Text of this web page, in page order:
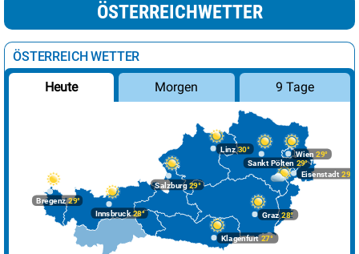
ÖSTERREICHWETTER
ÖSTERREICH WETTER
Heute Morgen 9 Tage
Bregenz29°
Graz28°
Innsbruck28°
Klagenfurt 27°
Linz30°
Salzburg29°
Wien 29°
Eisenstadt 29°
Sankt Pölten 29°